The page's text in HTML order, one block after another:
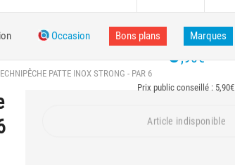
Occasion Bons plans Marques
PATTE INOX STRONG - PAR 6
5,90€
Prix public conseillé : 5,90€
Article indisponible